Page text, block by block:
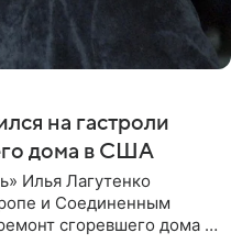
на гастроли
дома в США
Илья Лагутенко
и Соединенным
сгоревшего дома в